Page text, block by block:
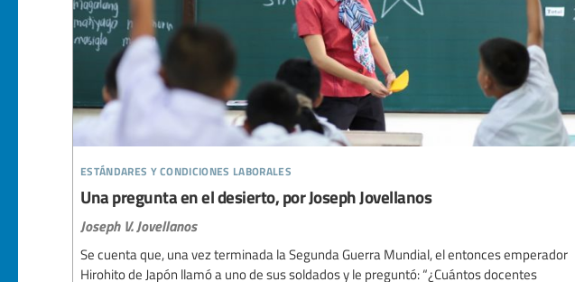
estándares y condiciones laborales
Una pregunta en el desierto, por Joseph Jovellanos
Joseph V. Jovellanos
Se cuenta que, una vez terminada la Segunda Guerra Mundial, el entonces emperador
Hirohito de Japón llamó a uno de sus soldados y le preguntó: “¿Cuántos docentes